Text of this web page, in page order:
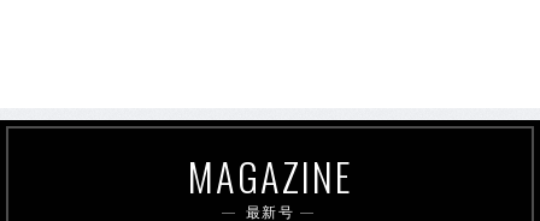
MAGAZINE
最新号